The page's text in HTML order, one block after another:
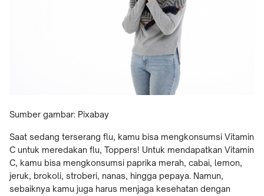
Sumber gambar: Pixabay
Saat sedang terserang flu, kamu bisa mengkonsumsi Vitamin
C untuk meredakan flu, Toppers! Untuk mendapatkan Vitamin
C, kamu bisa mengkonsumsi paprika merah, cabai, lemon,
jeruk, brokoli, stroberi, nanas, hingga pepaya. Namun,
sebaiknya kamu juga harus menjaga kesehatan dengan